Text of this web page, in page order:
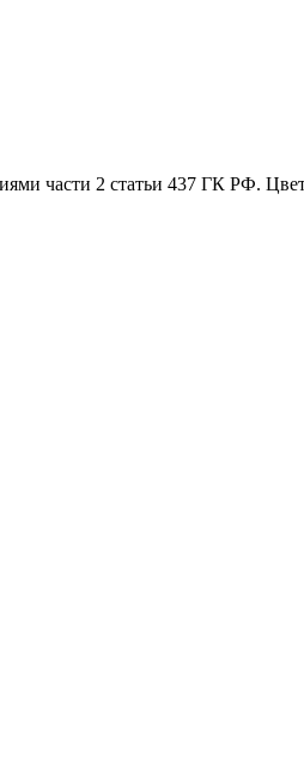
части 2 статьи 437 ГК РФ.